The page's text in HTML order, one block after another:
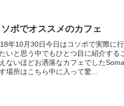
ソボでオススメのカフェ
年10月30日今日はコソボで実際に
いと思う中でもひとつ目に紹介する
ないほどお洒落なカフェでした
場所はこちら中に入って驚...